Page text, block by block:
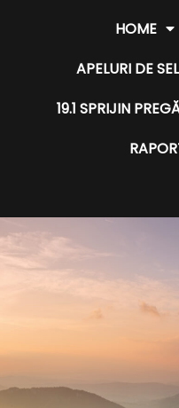
HOME
APELURI DE
19.1 SPRIJIN